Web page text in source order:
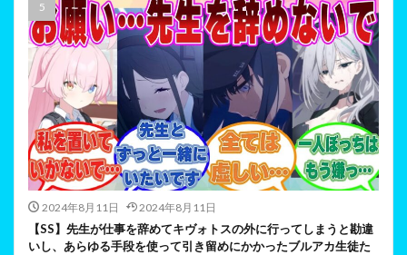
2024年8月11日 2024年8月11日
【SS】先生が仕事を辞めてキヴォトスの外に行ってしまうと勘違
いし、あらゆる手段を使って引き留めにかかったブルアカ生徒た